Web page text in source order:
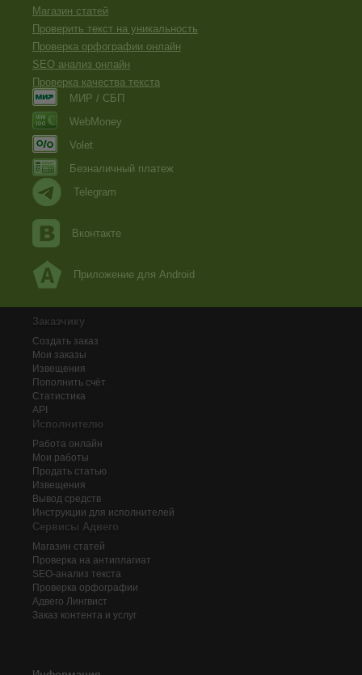
Магазин статей
Проверить текст на уникальность
Проверка орфографии онлайн
SEO анализ онлайн
Проверка качества текста
МИР / СБП
WebMoney
Volet
Безналичный платеж
Telegram
Вконтакте
Приложение для Android
Заказчику
Создать заказ
Мои заказы
Извещения
Пополнить счёт
Статистика
API
Исполнителю
Работа онлайн
Мои работы
Продать статью
Извещения
Вывод средств
Инструкции для исполнителей
Сервисы Адвего
Магазин статей
Проверка на антиплагиат
SEO-анализ текста
Проверка орфографии
Адвего Лингвист
Заказ контента и услуг